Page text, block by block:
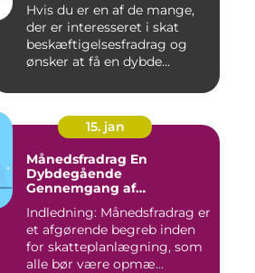
Hvis du er en af de mange,
der er interesseret i skat
beskæftigelsesfradrag og
ønsker at få en dybde...
15. jan
Månedsfradrag En
Dybdegående
Gennemgang af
Indledning: Månedsfradrag er
et afgørende begreb inden
for skatteplanlægning, som
alle bør være opmæ...